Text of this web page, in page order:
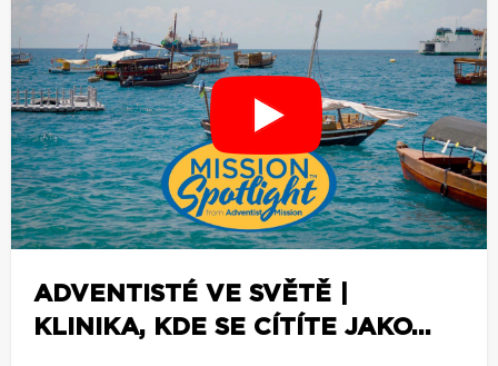
ADVENTISTÉ VE SVĚTĚ |
KLINIKA, KDE SE CÍTÍTE JAKO...